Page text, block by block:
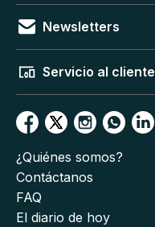
Newsletters
Servicio al cliente
¿Quiénes somos?
Contáctanos
FAQ
El diario de hoy